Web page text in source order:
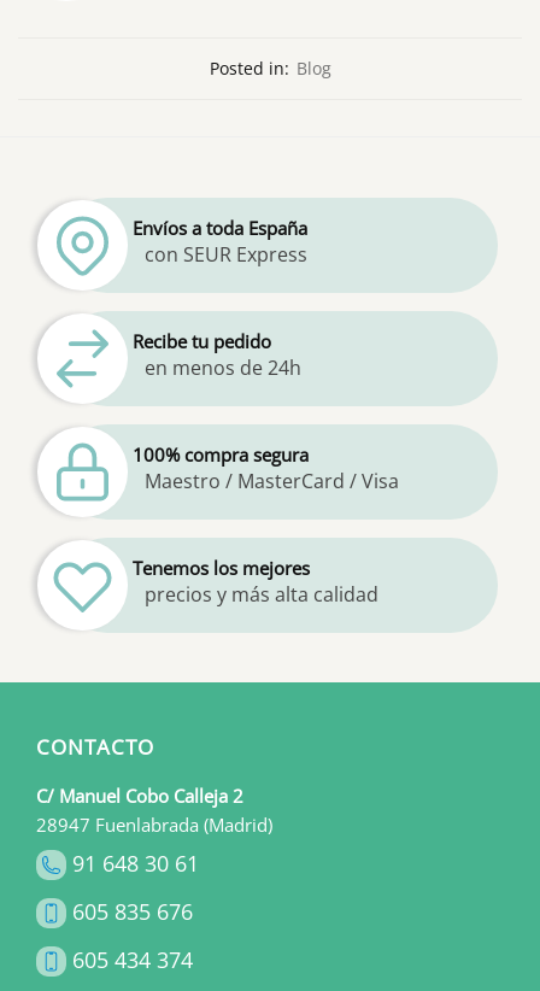
Posted in: Blog
Envíos a toda España
con SEUR Express
Recibe tu pedido
en menos de 24h
100% compra segura
Maestro / MasterCard / Visa
Tenemos los mejores
precios y más alta calidad
CONTACTO
C/ Manuel Cobo Calleja 2
28947 Fuenlabrada (Madrid)
91 648 30 61
605 835 676
605 434 374